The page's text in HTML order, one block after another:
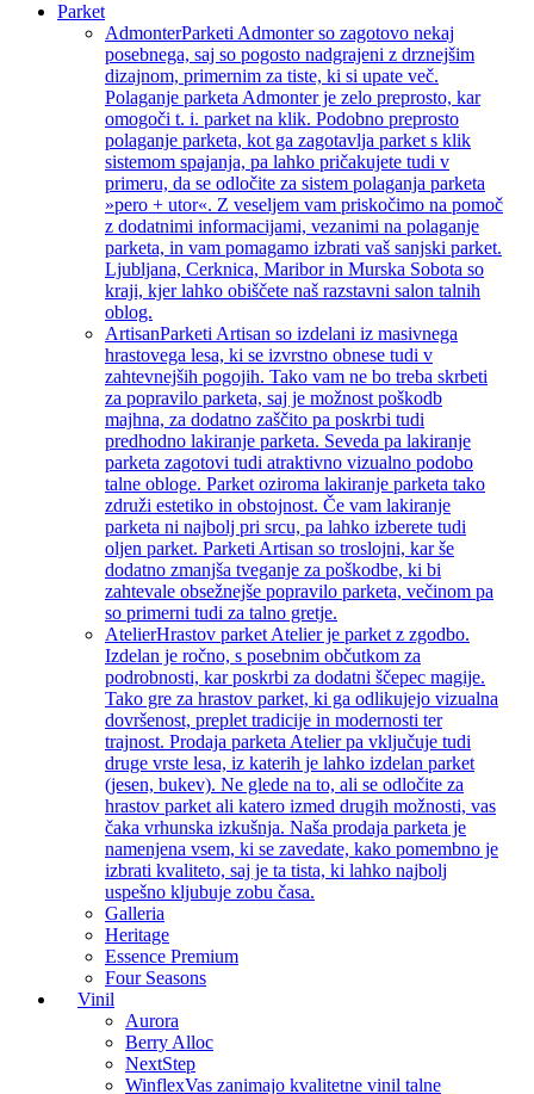
Parket
AdmonterParketi Admonter so zagotovo nekaj
posebnega, saj so pogosto nadgrajeni z drznejšim
dizajnom, primernim za tiste, ki si upate več.
Polaganje parketa Admonter je zelo preprosto, kar
omogoči t. i. parket na klik. Podobno preprosto
polaganje parketa, kot ga zagotavlja parket s klik
sistemom spajanja, pa lahko pričakujete tudi v
primeru, da se odločite za sistem polaganja parketa
»pero + utor«. Z veseljem vam priskočimo na pomoč
z dodatnimi informacijami, vezanimi na polaganje
parketa, in vam pomagamo izbrati vaš sanjski parket.
Ljubljana, Cerknica, Maribor in Murska Sobota so
kraji, kjer lahko obiščete naš razstavni salon talnih
oblog.
ArtisanParketi Artisan so izdelani iz masivnega
hrastovega lesa, ki se izvrstno obnese tudi v
zahtevnejših pogojih. Tako vam ne bo treba skrbeti
za popravilo parketa, saj je možnost poškodb
majhna, za dodatno zaščito pa poskrbi tudi
predhodno lakiranje parketa. Seveda pa lakiranje
parketa zagotovi tudi atraktivno vizualno podobo
talne obloge. Parket oziroma lakiranje parketa tako
združi estetiko in obstojnost. Če vam lakiranje
parketa ni najbolj pri srcu, pa lahko izberete tudi
oljen parket. Parketi Artisan so troslojni, kar še
dodatno zmanjša tveganje za poškodbe, ki bi
zahtevale obsežnejše popravilo parketa, večinom pa
so primerni tudi za talno gretje.
AtelierHrastov parket Atelier je parket z zgodbo.
Izdelan je ročno, s posebnim občutkom za
podrobnosti, kar poskrbi za dodatni ščepec magije.
Tako gre za hrastov parket, ki ga odlikujejo vizualna
dovršenost, preplet tradicije in modernosti ter
trajnost. Prodaja parketa Atelier pa vključuje tudi
druge vrste lesa, iz katerih je lahko izdelan parket
(jesen, bukev). Ne glede na to, ali se odločite za
hrastov parket ali katero izmed drugih možnosti, vas
čaka vrhunska izkušnja. Naša prodaja parketa je
namenjena vsem, ki se zavedate, kako pomembno je
izbrati kvaliteto, saj je ta tista, ki lahko najbolj
uspešno kljubuje zobu časa.
Galleria
Heritage
Essence Premium
Four Seasons
Vinil
Aurora
Berry Alloc
NextStep
WinflexVas zanimajo kvalitetne vinil talne